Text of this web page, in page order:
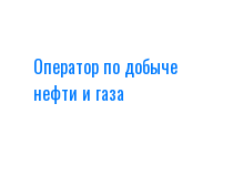
Оператор по добыче
нефти и газа